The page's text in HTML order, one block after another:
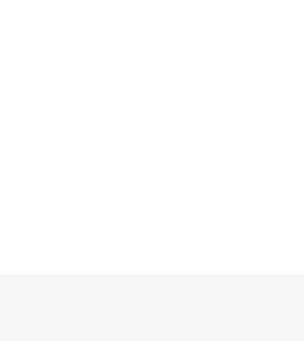
成熟，服务质量较高，能提供良好的售